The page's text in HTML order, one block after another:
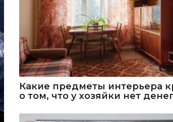
Какие предметы интерьера
о том, что у хозяйки нет